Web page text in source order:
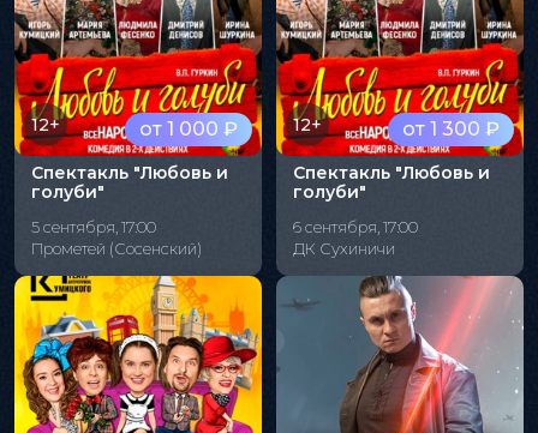
от 1 000 ₽
12+
Спектакль "Любовь и
голуби"
5 сентября, 17:00
Прометей (Сосенский)
от 1 300 ₽
12+
Спектакль "Любовь и
голуби"
6 сентября, 17:00
ДК Сухиничи